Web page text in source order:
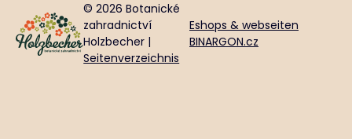
© 2026 Botanické
zahradnictví
Holzbecher |
Seitenverzeichnis
Eshops & webseiten
BINARGON.cz